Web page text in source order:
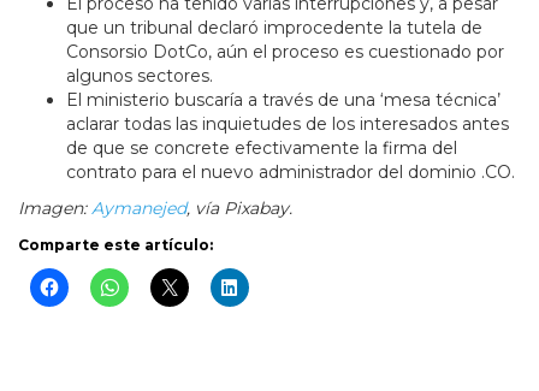
que un tribunal declaró improcedente la tutela de
Consorsio DotCo, aún el proceso es cuestionado por
algunos sectores.
El ministerio buscaría a través de una ‘mesa técnica’
aclarar todas las inquietudes de los interesados antes
de que se concrete efectivamente la firma del
contrato para el nuevo administrador del dominio .CO.
Imagen:Aymanejed, vía Pixabay.
Comparte este artículo: